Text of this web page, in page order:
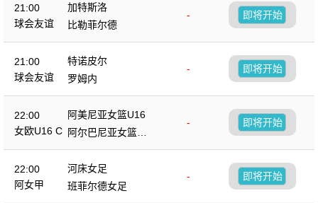
21:00
球会友谊
加特斯洛
-
比勒菲尔德
即将开始
21:00
球会友谊
特诺皮尔
-
罗姆内
即将开始
22:00
女欧U16 C
阿美尼亚女篮U16
-
阿尔巴尼亚女篮U1
6
即将开始
22:00
阿女甲
河床女足
-
班菲尔德女足
即将开始